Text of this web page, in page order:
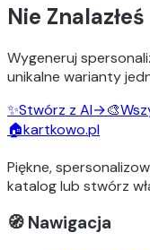
Nie
Wygeneruj
unikalne warianty
✨Stwórz z AI→🎨
🏠kartkowo.pl
Piękne,
katalog lub stwórz
🧭 Nawigacja